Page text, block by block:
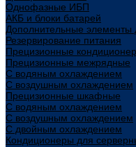
Однофазные ИБП
АКБ и блоки батарей
Дополнительные
Резервирование питания
Прецизионные
Прецизионные межрядные
С водяным охлаждением
С воздушным охлаждением
Прецизионные шкафные
С водяным охлаждением
С воздушным охлаждением
С двойным охлаждением
Кондиционеры для